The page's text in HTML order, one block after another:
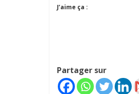
J’aime ça :
Partager sur